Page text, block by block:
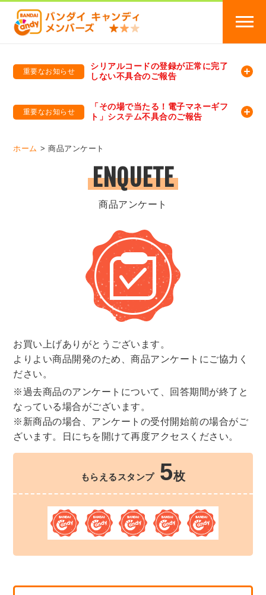
重要なお知らせ
シリアルコードの登録が正常に完了
しない不具合のご報告
重要なお知らせ
「その場で当たる！電子マネーギフ
ト」システム不具合のご報告
ホーム 商品アンケート
ENQUETE
商品アンケート
お買い上げありがとうございます。
よりよい商品開発のため、商品アンケートにご協力く
ださい。
※過去商品のアンケートについて、回答期間が終了と
なっている場合がございます。
※新商品の場合、アンケートの受付開始前の場合がご
ざいます。日にちを開けて再度アクセスください。
もらえるスタンプ 5枚